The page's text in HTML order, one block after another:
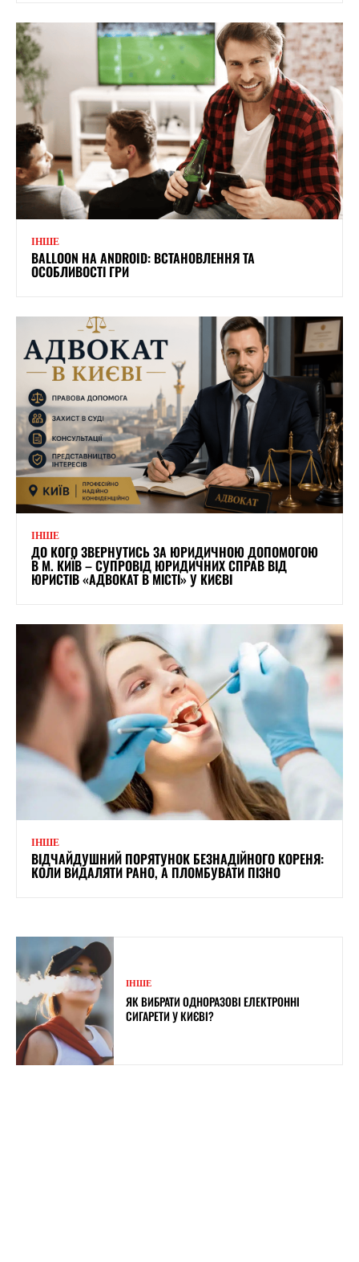
ІНШЕ
BALLOON НА ANDROID: ВСТАНОВЛЕННЯ ТА
ОСОБЛИВОСТІ ГРИ
ІНШЕ
ДО КОГО ЗВЕРНУТИСЬ ЗА ЮРИДИЧНОЮ ДОПОМОГОЮ
В М. КИЇВ – СУПРОВІД ЮРИДИЧНИХ СПРАВ ВІД
ЮРИСТІВ «АДВОКАТ В МІСТІ» У КИЄВІ
ІНШЕ
ВІДЧАЙДУШНИЙ ПОРЯТУНОК БЕЗНАДІЙНОГО КОРЕНЯ:
КОЛИ ВИДАЛЯТИ РАНО, А ПЛОМБУВАТИ ПІЗНО
ІНШЕ
ЯК ВИБРАТИ ОДНОРАЗОВІ ЕЛЕКТРОННІ
СИГАРЕТИ У КИЄВІ?